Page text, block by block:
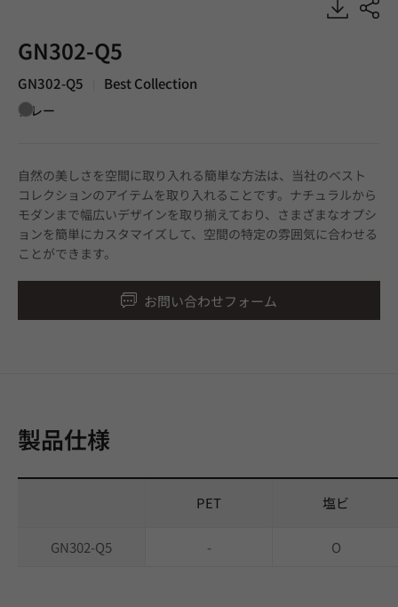
GN302-Q5
GN302-Q5 Best Collection
グレー
自然の美しさを空間に取り入れる簡単な方法は、当社のベスト
コレクションのアイテムを取り入れることです。ナチュラルから
モダンまで幅広いデザインを取り揃えており、さまざまなオプシ
ョンを簡単にカスタマイズして、空間の特定の雰囲気に合わせる
ことができます。
お問い合わせフォーム
製品仕様
PET 塩ビ
GN302-Q5 - O